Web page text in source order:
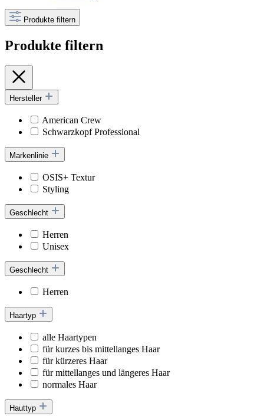
Produkte filtern
Produkte filtern
Hersteller
American Crew
Schwarzkopf Professional
Markenlinie
OSIS+ Textur
Styling
Geschlecht
Herren
Unisex
Geschlecht
Herren
Haartyp
alle Haartypen
für kurzes bis mittellanges Haar
für kürzeres Haar
für mittellanges und längeres Haar
normales Haar
Hauttyp